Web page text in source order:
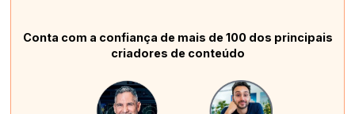
Conta com a confiança de mais de 100 dos principais
criadores de conteúdo